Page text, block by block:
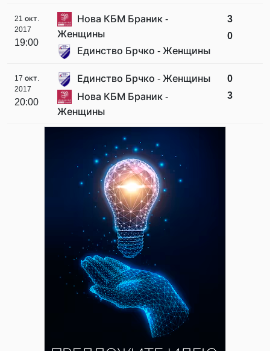
21 окт.
2017
19:00
Нова КБМ Браник -
Женщины
Единство Брчко - Женщины
3
0
17 окт.
2017
20:00
Единство Брчко - Женщины
Нова КБМ Браник -
Женщины
0
3